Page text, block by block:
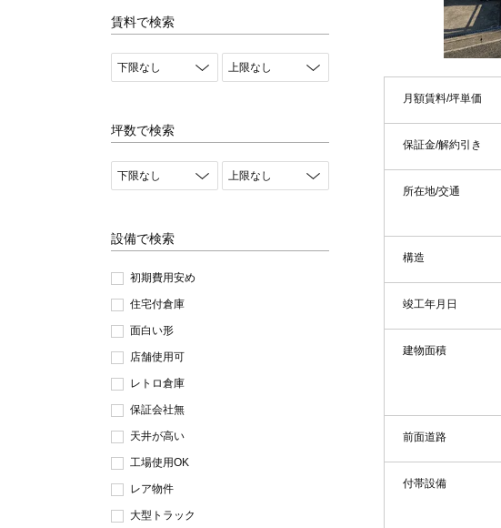
月額賃料/坪単価
保証金/解約引き
所在地/交通
構造
竣工年月日
建物面積
前面道路
付帯設備
賃料で検索
坪数で検索
設備で検索
初期費用安め
住宅付倉庫
面白い形
店舗使用可
レトロ倉庫
保証会社無
天井が高い
工場使用OK
レア物件
大型トラック